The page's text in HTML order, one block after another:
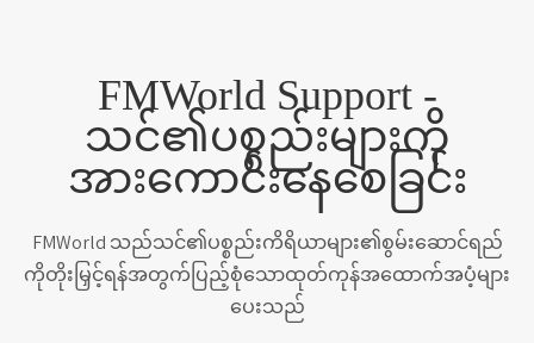
FMWorld Support -
သင်၏ပစ္စည်းများကို
အားကောင်းနေစေခြင်း
FMWorld သည်သင်၏ပစ္စည်းကိရိယာများ၏စွမ်းဆောင်ရည်
ကိုတိုးမြှင့်ရန်အတွက်ပြည့်စုံသောထုတ်ကုန်အထောက်အပံ့များ
ပေးသည်